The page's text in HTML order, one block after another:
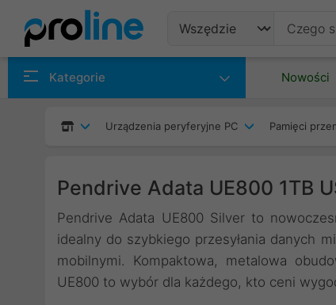
Kategorie Nowości
Urządzenia peryferyjne PC Pamięci
Pendrive Adata UE800 1TB
Pendrive Adata UE800 Silver to
idealny do szybkiego przesyłania danych
mobilnymi. Kompaktowa, metalowa
UE800 to wybór dla każdego, kto ceni